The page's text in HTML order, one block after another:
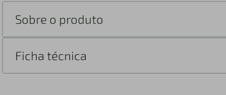
Sobre o produto
Ficha técnica